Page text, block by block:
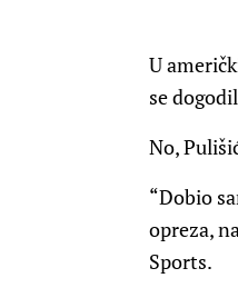
U
se
No,
“Dobio
opreza,
Sports.